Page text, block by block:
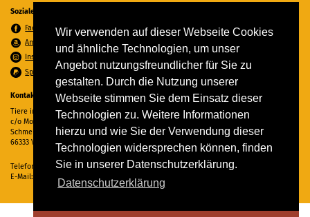
Wir verwenden auf dieser Webseite Cookies
und ähnliche Technologien, um unser
Angebot nutzungsfreundlicher für Sie zu
gestalten. Durch die Nutzung unserer
Webseite stimmen Sie dem Einsatz dieser
Technologien zu. Weitere Informationen
hierzu und wie Sie der Verwendung dieser
Technologien widersprechen können, finden
Sie in unserer Datenschutzerklärung.
Datenschutzerklärung
Soziale Medien
Facebook
Amazon Wunschzettel
Instagram
Spenden per PayPal
Kontakt
Tiere in Not Saar e.V.
c/o Monika Ewen
Schmelzer Straße 22
66333 Völklingen
Telefon:
06898 294862
E-Mail:
info@tiere-in-not-saar.de